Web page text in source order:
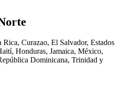
Rica, Curazao, El Salvador, Estados
Honduras, Jamaica, México,
Dominicana, Trinidad y